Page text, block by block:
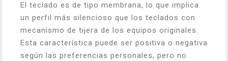
El teclado es de tipo membrana, lo que implica
un perfil más silencioso que los teclados con
mecanismo de tijera de los equipos originales.
Esta característica puede ser positiva o negativa
según las preferencias personales, pero no